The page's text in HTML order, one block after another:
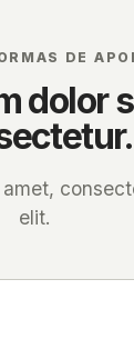
DE
dolor
elit.